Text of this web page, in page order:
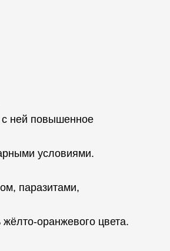
с ней повышенное
условиями.
паразитами,
оранжевого цвета.